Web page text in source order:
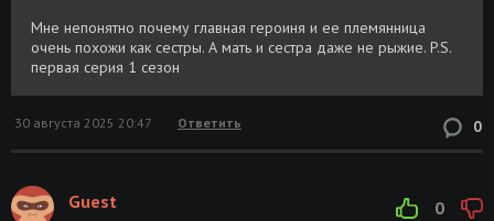
Мне непонятно почему главная героиня и ее племянница
очень похожи как сестры. А мать и сестра даже не рыжие. P.S.
первая серия 1 сезон
0
30 августа 2025 20:47 Ответить
0
Guest